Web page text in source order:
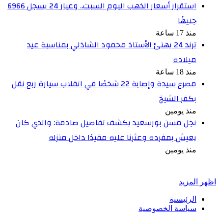
استقرار أسعار الذهب اليوم السبت.. وعيار 24 يسجل 6966
جنيهًا
منذ 17 ساعة
ترند 24 يهنئ الأستاذ محمود الشاذلي بمناسبة عيد
ميلاده
منذ 18 ساعة
مصرع سيدة وإصابة 22 شخصًا في انقلاب سيارة ربع نقل
بكفر الشيخ
منذ يومين
نجل مسن بورسعيد يكشف تفاصيل صادمة: والدي كان
يعيش بمفرده وعثرنا عليه مقيدًا داخل منزله
منذ يومين
اظهر المزيد
الرئيسية
سياسة الخصوصية